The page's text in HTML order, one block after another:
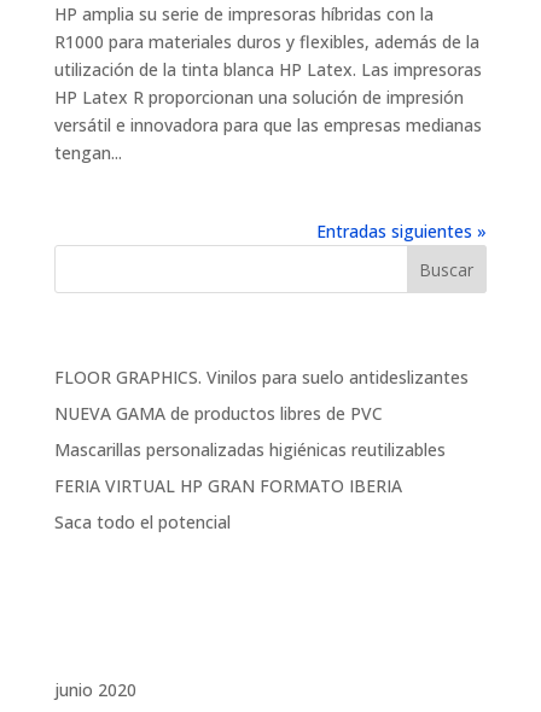
HP amplia su serie de impresoras híbridas con la
R1000 para materiales duros y flexibles, además de la
utilización de la tinta blanca HP Latex. Las impresoras
HP Latex R proporcionan una solución de impresión
versátil e innovadora para que las empresas medianas
tengan...
Entradas siguientes »
FLOOR GRAPHICS. Vinilos para suelo antideslizantes
NUEVA GAMA de productos libres de PVC
Mascarillas personalizadas higiénicas reutilizables
FERIA VIRTUAL HP GRAN FORMATO IBERIA
Saca todo el potencial
junio 2020